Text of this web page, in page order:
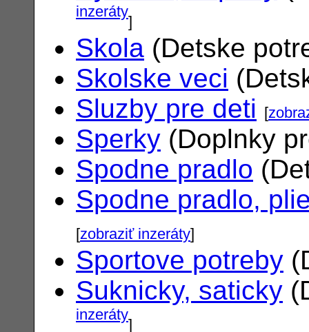
inzeráty]
Skola (Detske
Skolske veci
Sluzby pre deti [
Sperky (Doplnky
Spodne pradlo
Spodne pradlo,
[zobraziť inzeráty]
Sportove potreby
Suknicky, saticky
inzeráty]